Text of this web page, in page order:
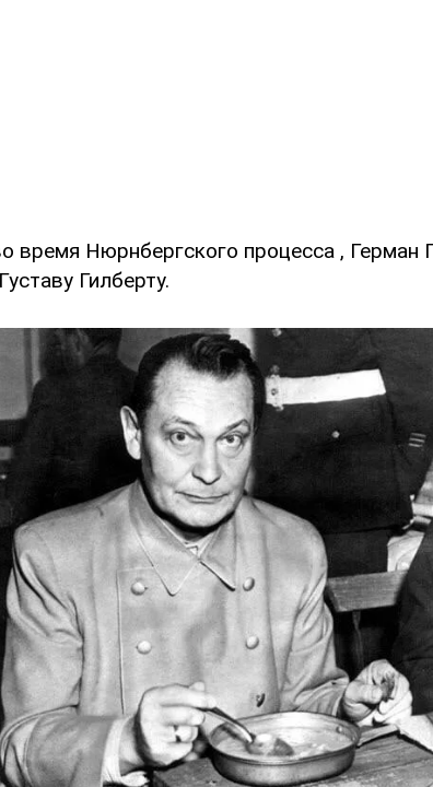
время Нюрнбергского процесса , Герман
Гилберту.